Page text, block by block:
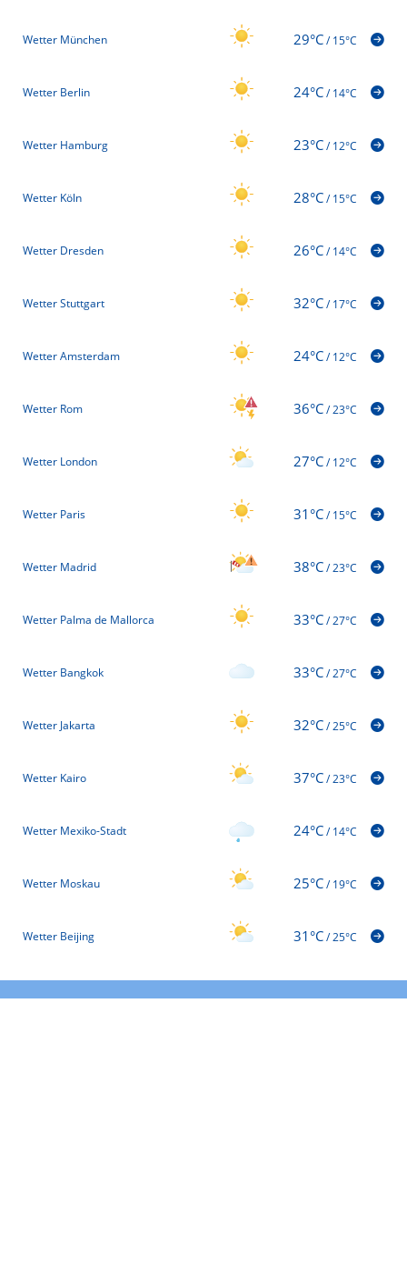
Wetter München 29°C/15°C
Wetter Berlin 24°C/14°C
Wetter Hamburg 23°C/12°C
Wetter Köln 28°C/15°C
Wetter Dresden 26°C/14°C
Wetter Stuttgart 32°C/17°C
Wetter Amsterdam 24°C/12°C
Wetter Rom 36°C/23°C
Wetter London 27°C/12°C
Wetter Paris 31°C/15°C
Wetter Madrid 38°C/23°C
Wetter Palma de Mallorca 33°C/27°C
Wetter Bangkok 33°C/27°C
Wetter Jakarta 32°C/25°C
Wetter Kairo 37°C/23°C
Wetter Mexiko-Stadt 24°C/14°C
Wetter Moskau 25°C/19°C
Wetter Beijing 31°C/25°C